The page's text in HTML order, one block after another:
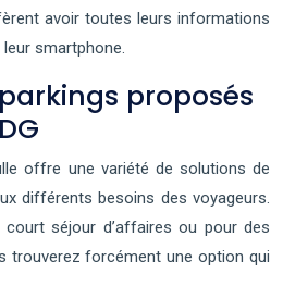
avoir toutes leurs informations
smartphone.
proposés
offre une variété de solutions de
différents besoins des voyageurs.
séjour d’affaires ou pour des
trouverez forcément une option qui